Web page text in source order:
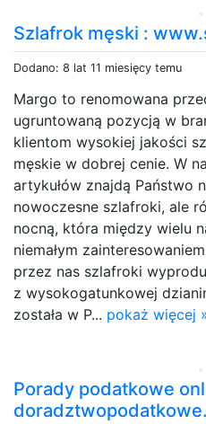
Szlafrok męski :
Dodano: 8 lat 11 miesięcy temu
Margo to renomowana
ugruntowaną pozycją w
klientom wysokiej jakości
męskie w dobrej cenie. W
artykułów znajdą Państwo
nowoczesne szlafroki, ale
nocną, która między wielu
niemałym
przez nas szlafroki
z wysokogatunkowej
została w P... pokaż więcej
Porady podatkowe